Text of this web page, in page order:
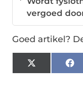
vergoed
Goed artikel?
X
(Twitter)